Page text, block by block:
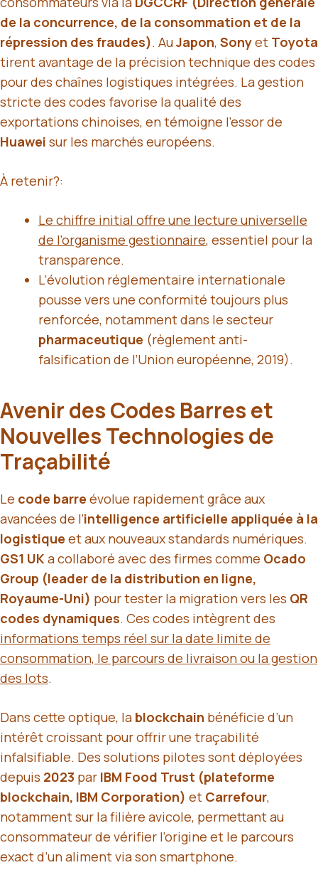
de la concurrence, de la consommation et de la
répression des fraudes). AuJapon, Sonyet Toyota
tirent avantage de la précision technique des codes
pour des chaînes logistiques intégrées. La gestion
stricte des codes favorise la qualité des
exportations chinoises, en témoigne l’essor de
Huawei sur les marchés européens.
À retenir?:
Le chiffre initial offre une lecture universelle
de l’organisme gestionnaire, essentiel pour la
transparence.
L’évolution réglementaire internationale
pousse vers une conformité toujours plus
renforcée, notamment dans le secteur
pharmaceutique (règlement anti-
falsification de l’Union européenne, 2019).
Avenir des Codes Barres et
Nouvelles Technologies de
Traçabilité
Le code barre évolue rapidement grâce aux
avancées de l’intelligence artificielle appliquée à la
logistique et aux nouveaux standards numériques.
GS1 UK a collaboré avec des firmes comme Ocado
Group (leader de la distribution en ligne,
Royaume-Uni) pour tester la migration vers les QR
codes dynamiques. Ces codes intègrent des
informations temps réel sur la date limite de
consommation, le parcours de livraison ou la gestion
des lots.
Dans cette optique, la blockchain bénéficie d’un
intérêt croissant pour offrir une traçabilité
infalsifiable. Des solutions pilotes sont déployées
depuis 2023 par IBM Food Trust (plateforme
blockchain, IBM Corporation) et Carrefour,
notamment sur la filière avicole, permettant au
consommateur de vérifier l’origine et le parcours
exact d’un aliment via son smartphone.